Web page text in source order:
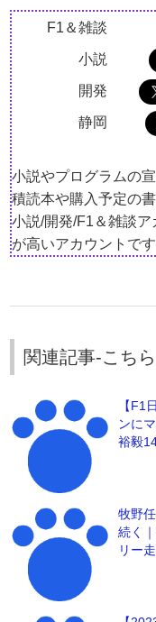
F1＆雑談
小説
開発
静岡
小説やプログラムの
積読本や購入予定の
小説/開発/F1＆雑談
が高いアカウントです
関連記事-こち
【F1
ンに
裕毅
牧野
続く
リー